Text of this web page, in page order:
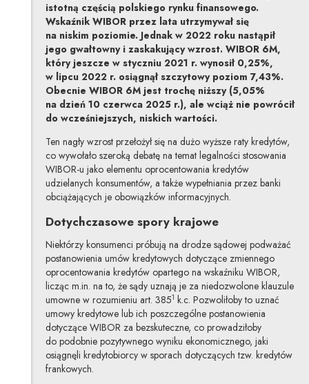
istotną częścią polskiego rynku finansowego.
Wskaźnik WIBOR przez lata utrzymywał się
na niskim poziomie. Jednak w 2022 roku nastąpił
jego gwałtowny i zaskakujący wzrost. WIBOR 6M,
który jeszcze w styczniu 2021 r. wynosił 0,25%,
w lipcu 2022 r. osiągnął szczytowy poziom 7,43%.
Obecnie WIBOR 6M jest trochę niższy (5,05%
na dzień 10 czerwca 2025 r.), ale wciąż nie powrócił
do wcześniejszych, niskich wartości.
Ten nagły wzrost przełożył się na dużo wyższe raty kredytów,
co wywołało szeroką debatę na temat legalności stosowania
WIBOR-u jako elementu oprocentowania kredytów
udzielanych konsumentów, a także wypełniania przez banki
obciążających je obowiązków informacyjnych.
Dotychczasowe spory krajowe
Niektórzy konsumenci próbują na drodze sądowej podważać
postanowienia umów kredytowych dotyczące zmiennego
oprocentowania kredytów opartego na wskaźniku WIBOR,
licząc m.in. na to, że sądy uznają je za niedozwolone klauzule
umowne w rozumieniu art. 3851 k.c. Pozwoliłoby to uznać
umowy kredytowe lub ich poszczególne postanowienia
dotyczące WIBOR za bezskuteczne, co prowadziłoby
do podobnie pozytywnego wyniku ekonomicznego, jaki
osiągnęli kredytobiorcy w sporach dotyczących tzw. kredytów
frankowych.